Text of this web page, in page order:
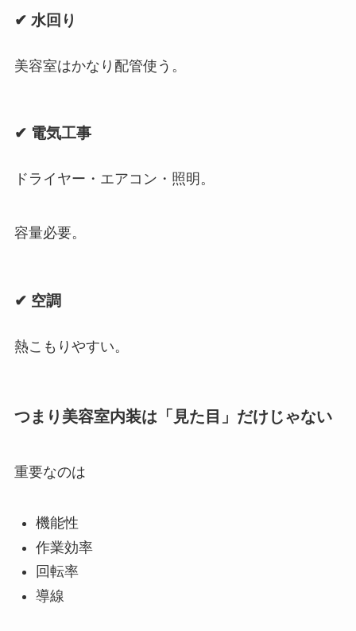
✔ 水回り
美容室はかなり配管使う。
✔ 電気工事
ドライヤー・エアコン・照明。
容量必要。
✔ 空調
熱こもりやすい。
つまり美容室内装は「見た目」だけじゃない
重要なのは
機能性
作業効率
回転率
導線